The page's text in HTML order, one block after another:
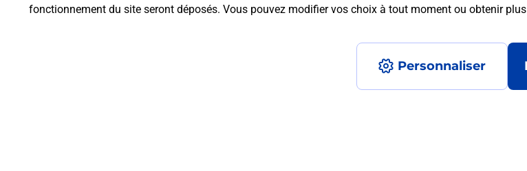
fonctionnement du site seront déposés. Vous pouvez modifier vos choix à tout moment ou obtenir
Personnaliser
Comment retourner un colis acheté en ligne depuis votre
Comment envoyer un colis ou faire un retour chez un e-